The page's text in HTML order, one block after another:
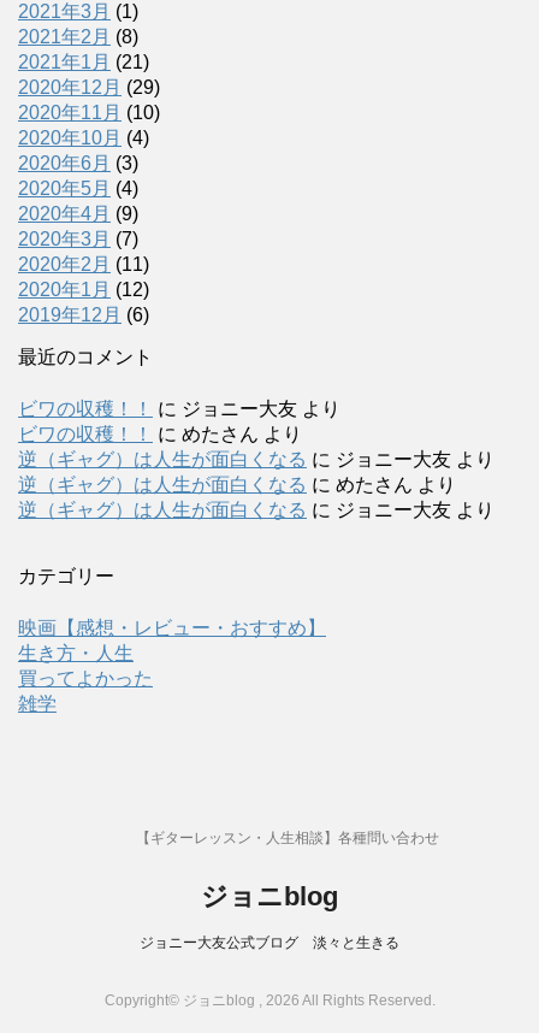
2021年3月 (1)
2021年2月 (8)
2021年1月 (21)
2020年12月 (29)
2020年11月 (10)
2020年10月 (4)
2020年6月 (3)
2020年5月 (4)
2020年4月 (9)
2020年3月 (7)
2020年2月 (11)
2020年1月 (12)
2019年12月 (6)
最近のコメント
ビワの収穫！！ に ジョニー大友 より
ビワの収穫！！
に めたさん より
逆（ギャグ）は人生が面白くなる に ジョニー大友 より
逆（ギャグ）は人生が面白くなる に めたさん より
逆（ギャグ）は人生が面白くなる に ジョニー大友 より
カテゴリー
映画【感想・レビュー・おすすめ】
生き方・人生
買ってよかった
雑学
【ギターレッスン・人生相談】各種問い合わせ
ジョニblog
ジョニー大友公式ブログ 淡々と生きる
Copyright© ジョニblog , 2026 All Rights Reserved.